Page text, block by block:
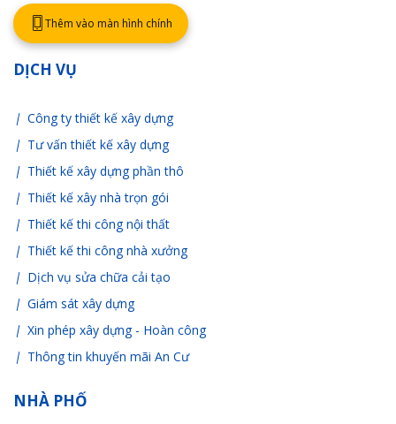
Thêm vào màn hình chính
DỊCH VỤ
Công ty thiết kế xây dựng
Tư vấn thiết kế xây dựng
Thiết kế xây dựng phần thô
Thiết kế xây nhà trọn gói
Thiết kế thi công nội thất
Thiết kế thi công nhà xưởng
Dịch vụ sửa chữa cải tạo
Giám sát xây dựng
Xin phép xây dựng - Hoàn công
Thông tin khuyến mãi An Cư
NHÀ PHỐ